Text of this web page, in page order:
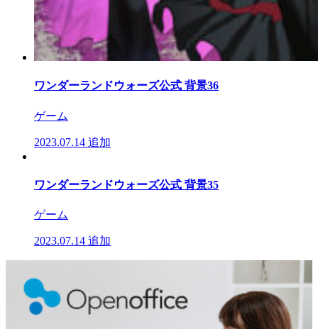
ワンダーランドウォーズ公式 背景36
ゲーム
2023.07.14 追加
ワンダーランドウォーズ公式 背景35
ゲーム
2023.07.14 追加